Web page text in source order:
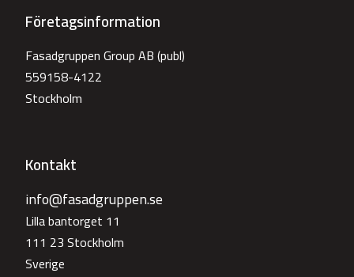
Företagsinformation
Fasadgruppen Group AB (publ)
559158-4122
Stockholm
Kontakt
info@fasadgruppen.se
Lilla bantorget 11
111 23 Stockholm
Sverige